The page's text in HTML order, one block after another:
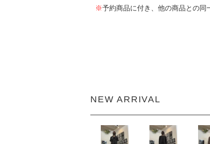
※予約商品に付き、他の商品との
NEW ARRIVAL